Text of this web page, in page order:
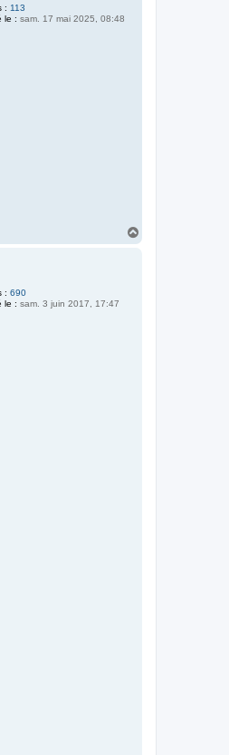
: 113
le : sam. 17 mai 2025, 08:48
: 690
le : sam. 3 juin 2017, 17:47